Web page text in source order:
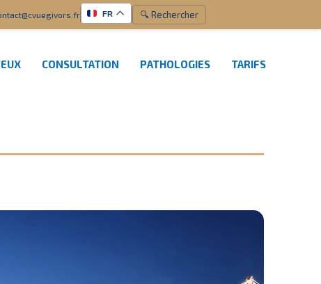
FR 🔍 Rechercher
CONSULTATION PATHOLOGIES TARIFS